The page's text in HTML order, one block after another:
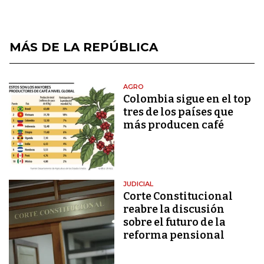
MÁS DE LA REPÚBLICA
AGRO
Colombia sigue en el top
tres de los países que
más producen café
JUDICIAL
Corte Constitucional
reabre la discusión
sobre el futuro de la
reforma pensional